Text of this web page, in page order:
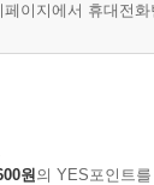
이지에서 휴대전
원의 YES포인트